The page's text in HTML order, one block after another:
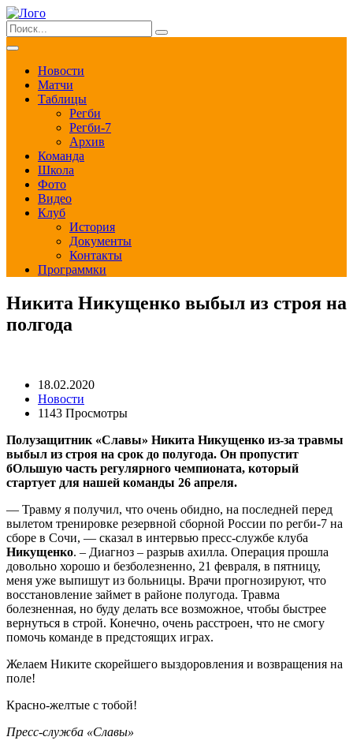
Новости
Матчи
Таблицы
Регби
Регби-7
Архив
Команда
Школа
Фото
Видео
Клуб
История
Документы
Контакты
Программки
Никита Никущенко выбыл из строя на
полгода
18.02.2020
Новости
1143 Просмотры
Полузащитник «Славы» Никита Никущенко из-за травмы
выбыл из строя на срок до полугода. Он пропустит
бОльшую часть регулярного чемпионата, который
стартует для нашей команды 26 апреля.
— Травму я получил, что очень обидно, на последней перед
вылетом тренировке резервной сборной России по регби-7 на
сборе в Сочи, — сказал в интервью пресс-службе клуба
Никущенко. – Диагноз – разрыв ахилла. Операция прошла
довольно хорошо и безболезненно, 21 февраля, в пятницу,
меня уже выпишут из больницы. Врачи прогнозируют, что
восстановление займет в районе полугода. Травма
болезненная, но буду делать все возможное, чтобы быстрее
вернуться в строй. Конечно, очень расстроен, что не смогу
помочь команде в предстоящих играх.
Желаем Никите скорейшего выздоровления и возвращения на
поле!
Красно-желтые с тобой!
Пресс-служба «Славы»